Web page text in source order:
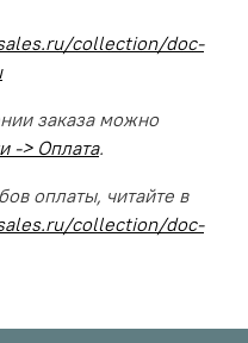
collection/doc-
заказа можно
-> Оплата.
оплаты, читайте в
collection/doc-